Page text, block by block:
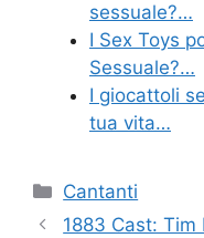
sessuale?…
I Sex Toys
Sessuale?…
I giocattoli
tua vita…
Categories
Cantanti
1883 Cast: Tim